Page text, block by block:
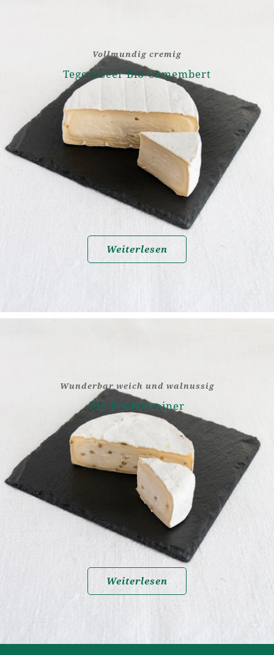
Vollmundig cremig
Tegernseer Bio-Camembert
Weiterlesen
Wunderbar weich und walnussig
Bio-Riedersteiner
Weiterlesen